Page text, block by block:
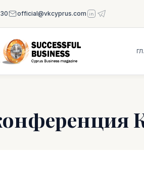
official@vkcyprus.com